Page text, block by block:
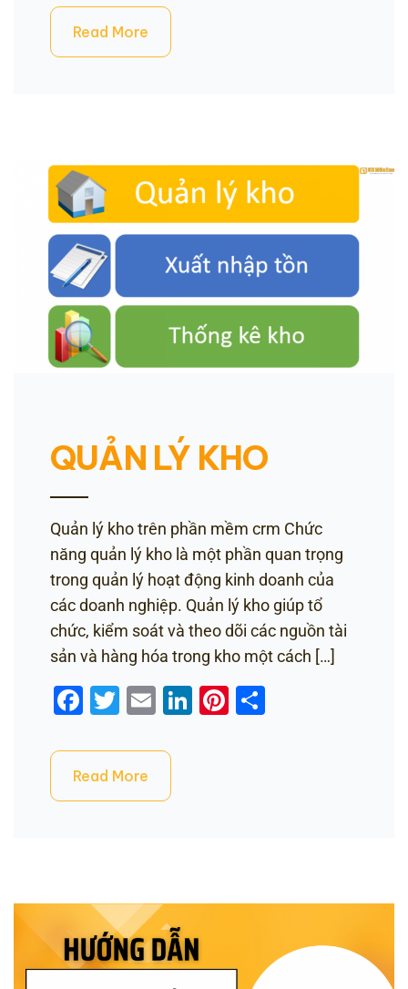
Read More
QUẢN LÝ KHO
Quản lý kho trên phần mềm crm Chức
năng quản lý kho là một phần quan trọng
trong quản lý hoạt động kinh doanh của
các doanh nghiệp. Quản lý kho giúp tổ
chức, kiểm soát và theo dõi các nguồn tài
sản và hàng hóa trong kho một cách […]
Facebook
Twitter
EmailLinkedIn
Pinterest
Read More